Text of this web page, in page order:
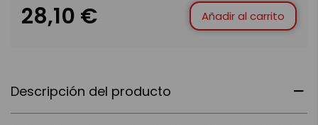
28,10 € Añadir al carrito
Descripción del producto